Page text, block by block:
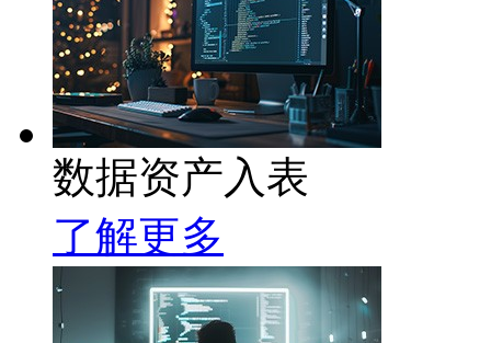
数据资产入表
了解更多